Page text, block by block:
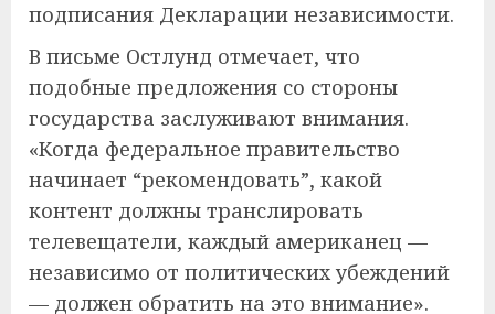
подписания Декларации независимости.
В письме Остлунд отмечает, что
подобные предложения со стороны
государства заслуживают внимания.
«Когда федеральное правительство
начинает “рекомендовать”, какой
контент должны транслировать
телевещатели, каждый американец —
независимо от политических убеждений
— должен обратить на это внимание».